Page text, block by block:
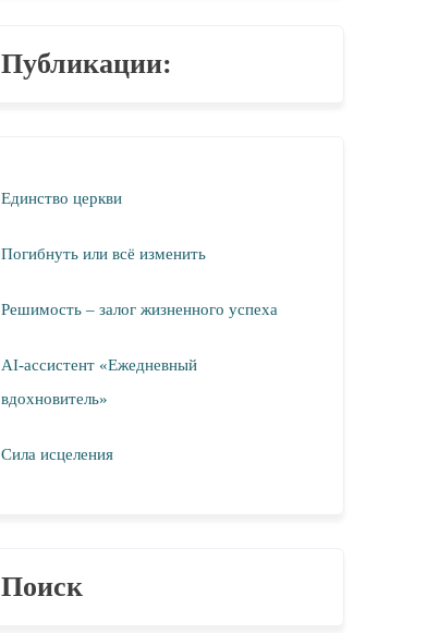
Публикации:
Единство церкви
Погибнуть или всё изменить
Решимость – залог жизненного успеха
AI-ассистент «Ежедневный
вдохновитель»
Сила исцеления
Поиск